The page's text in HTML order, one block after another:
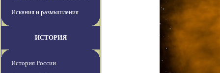
Искания и размышления
ИСТОРИЯ
История России